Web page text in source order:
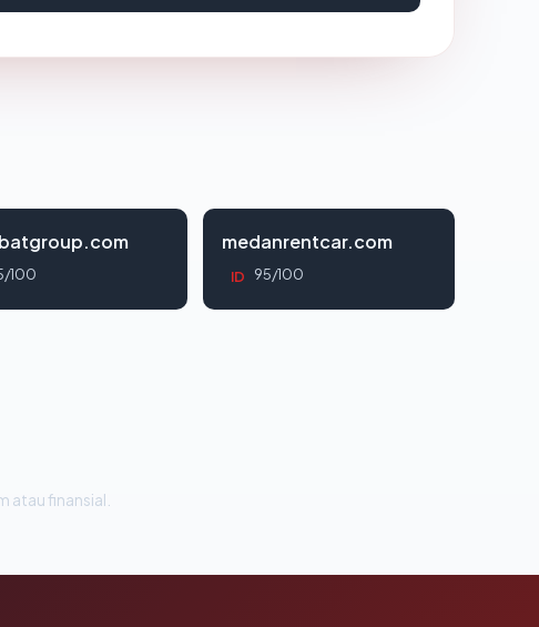
100
medanrentcar.com
ID 95/100
atau finansial.